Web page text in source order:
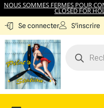
NOUS SOMMES FERMES POUR
CLOSED FOR
Se connecter S'inscrire